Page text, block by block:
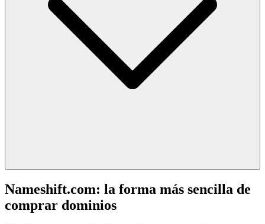
Nameshift.com: la forma más sencilla de
comprar dominios